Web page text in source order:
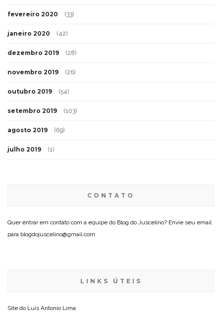
fevereiro 2020 (33)
janeiro 2020 (42)
dezembro 2019 (28)
novembro 2019 (26)
outubro 2019 (54)
setembro 2019 (103)
agosto 2019 (69)
julho 2019 (1)
CONTATO
Quer entrar em contato com a equipe do Blog do Juscelino? Envie seu email
para blogdojuscelino@gmail.com
LINKS ÚTEIS
Site do Luis Antonio Lima